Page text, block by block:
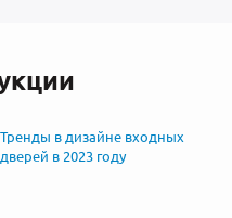
Тренды в дизайне входных
дверей в 2023 году